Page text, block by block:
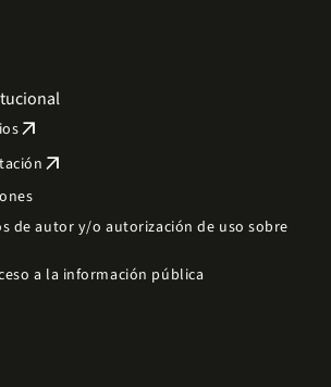
arrow_outward
arrow_outward
de autor y/o autorización de uso sobre
a la información pública